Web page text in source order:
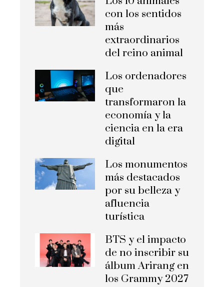
con los sentidos
más
extraordinarios
del reino animal
Los ordenadores
que
transformaron la
economía y la
ciencia en la era
digital
Los monumentos
más destacados
por su belleza y
afluencia
turística
BTS y el impacto
de no inscribir su
álbum Arirang en
los Grammy 2027